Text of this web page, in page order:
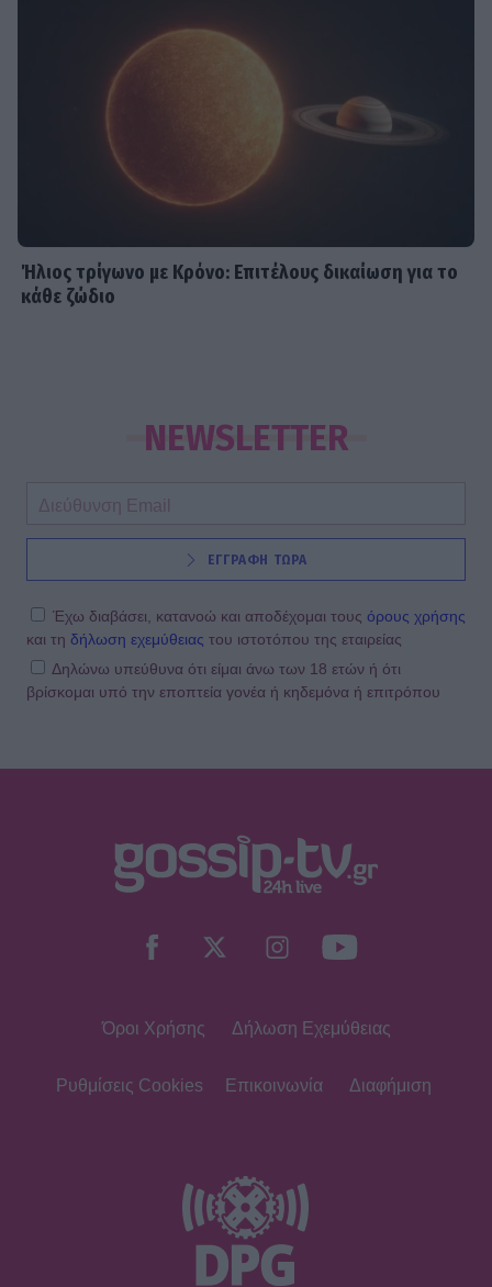
Ήλιος τρίγωνο με Κρόνο: Επιτέλους δικαίωση για το
κάθε ζώδιο
NEWSLETTER
ΕΓΓΡΑΦΗ ΤΩΡΑ
Έχω διαβάσει, κατανοώ και αποδέχομαι τους όρους χρήσης
και τη δήλωση εχεμύθειας του ιστοτόπου της εταιρείας
Δηλώνω υπεύθυνα ότι είμαι άνω των 18 ετών ή ότι
βρίσκομαι υπό την εποπτεία γονέα ή κηδεμόνα ή επιτρόπου
Όροι Χρήσης Δήλωση Εχεμύθειας
Ρυθμίσεις Cookies Επικοινωνία Διαφήμιση